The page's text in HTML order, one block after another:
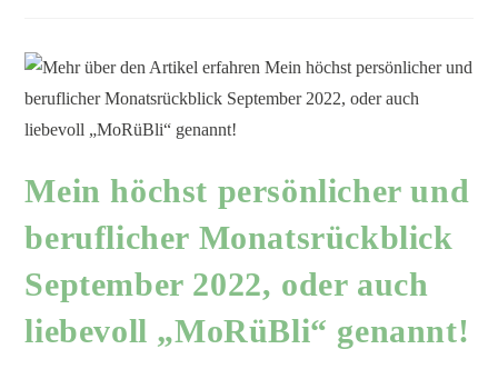
Mein höchst persönlicher und
beruflicher Monatsrückblick
September 2022, oder auch
liebevoll „MoRüBli“ genannt!